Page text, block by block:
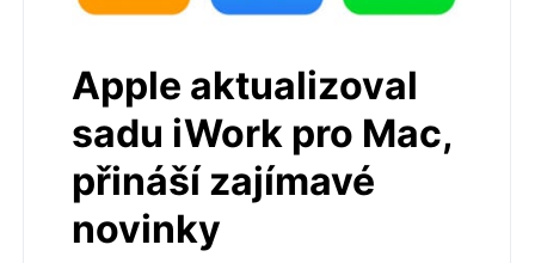
Apple aktualizoval
sadu iWork pro Mac,
přináší zajímavé
novinky